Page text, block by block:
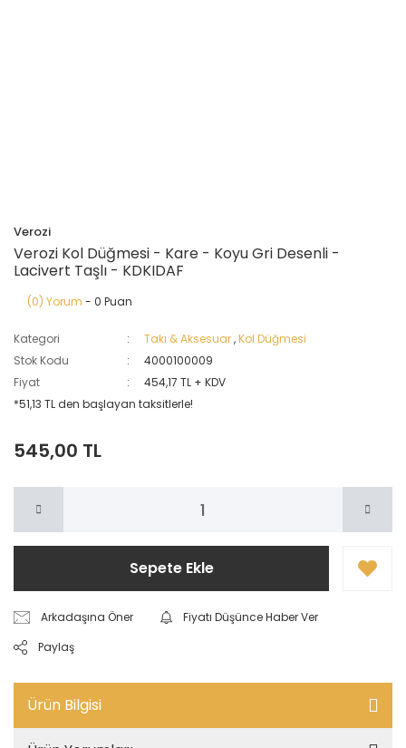
Verozi
Verozi Kol Düğmesi - Kare - Koyu Gri Desenli -
Lacivert Taşlı - KDKIDAF
(0) Yorum - 0 Puan
Kategori Takı & Aksesuar,Kol Düğmesi
Stok Kodu
4000100009
Fiyat
454,17 TL + KDV
*51,13 TL den başlayan taksitlerle!
545,00 TL
Sepete Ekle
Arkadaşına Öner
Fiyatı Düşünce Haber Ver
Paylaş
Ürün Bilgisi